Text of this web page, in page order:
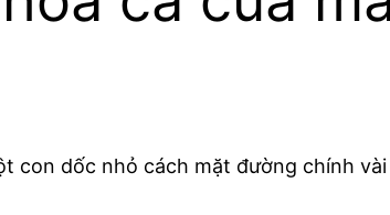
dốc nhỏ cách mặt đường chính vài